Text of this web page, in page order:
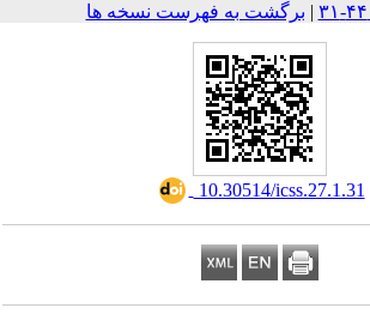
|برگشت به فهرست نسخه ها
‎ 10.30514/icss.27.1.31